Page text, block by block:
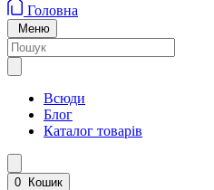
Головна
Меню
Всюди
Блог
Каталог товарів
0 Кошик